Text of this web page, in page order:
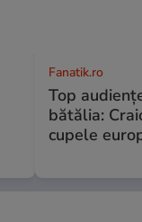
Fanatik.ro
Top
bătălia:
cupele